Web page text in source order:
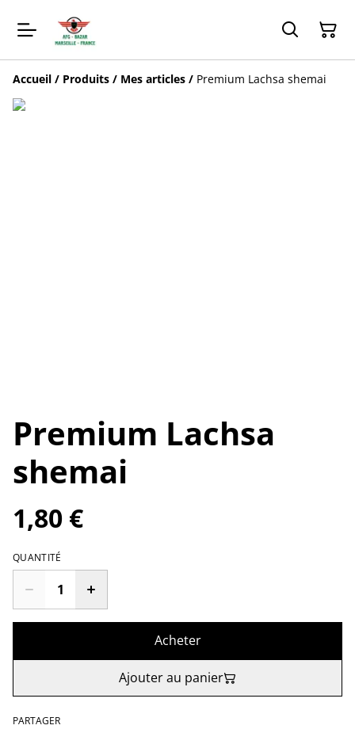
Accueil / Produits / Mes articles / Premium Lachsa shemai
Premium Lachsa
shemai
1,80 €
QUANTITÉ
Acheter
Ajouter au panier
PARTAGER